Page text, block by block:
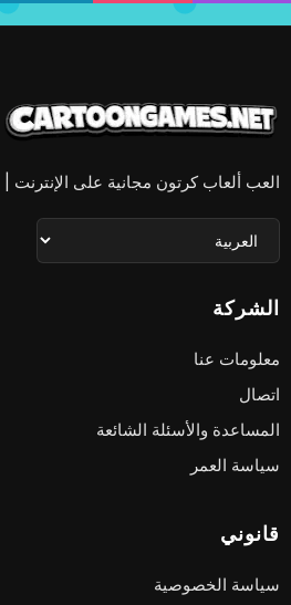
العب ألعاب كرتون مجانية على الإنترنت | CartoonGames.net
الشركة
معلومات عنا
اتصال
المساعدة والأسئلة الشائعة
سياسة العمر
قانوني
سياسة الخصوصية